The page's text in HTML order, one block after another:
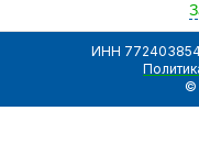
ИНН
©